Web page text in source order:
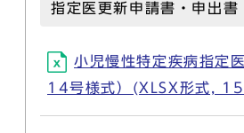
指定医更新申請書・申出書
小児慢性特定疾病指定
14号様式）(XLSX形式,